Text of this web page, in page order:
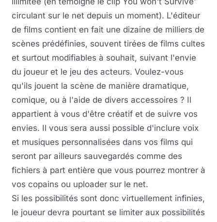
circulant sur le net depuis un moment). L'éditeur
de films contient en fait une dizaine de milliers de
scènes prédéfinies, souvent tirées de films cultes
et surtout modifiables à souhait, suivant l'envie
du joueur et le jeu des acteurs. Voulez-vous
qu'ils jouent la scène de manière dramatique,
comique, ou à l'aide de divers accessoires ? Il
appartient à vous d'être créatif et de suivre vos
envies. Il vous sera aussi possible d'inclure voix
et musiques personnalisées dans vos films qui
seront par ailleurs sauvegardés comme des
fichiers à part entière que vous pourrez montrer à
vos copains ou uploader sur le net.
Si les possibilités sont donc virtuellement infinies,
le joueur devra pourtant se limiter aux possibilités